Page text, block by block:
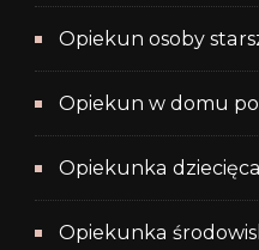
Opiekun osoby
Opiekun w domu
Opiekunka dziecięca
Opiekunka